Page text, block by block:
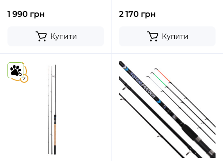
1 990 грн
Купити
2 170 грн
Купити
5
2
5